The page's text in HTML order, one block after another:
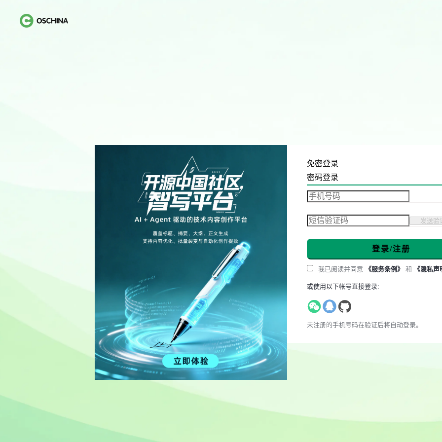
免密登录
密码登录
发送验
登录/注册
我已阅读并同意 《服务条例》 和 《隐私声
或使用以下帐号直接登录:
未注册的手机号码在验证后将自动登录。